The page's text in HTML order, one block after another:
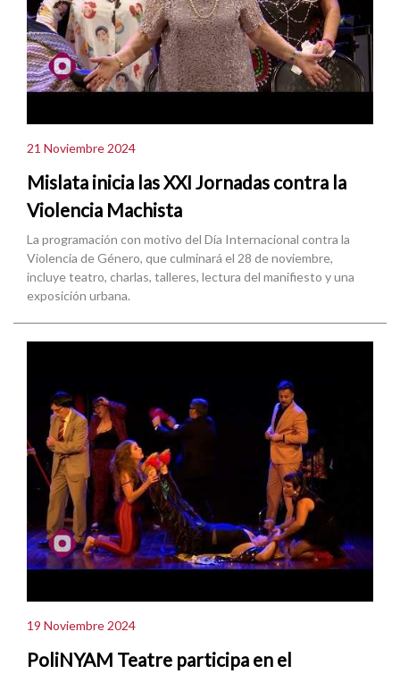
21 Noviembre 2024
Mislata inicia las XXI Jornadas contra la
Violencia Machista
La programación con motivo del Día Internacional contra la
Violencia de Género, que culminará el 28 de noviembre,
incluye teatro, charlas, talleres, lectura del manifiesto y una
exposición urbana.
19 Noviembre 2024
PoliNYAM Teatre participa en el